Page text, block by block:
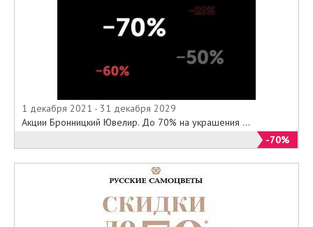
1 декабря 2021 - 31 декабря 2029
Акции Бронницкий Ювелир. До 70% на украшения ...
-70%